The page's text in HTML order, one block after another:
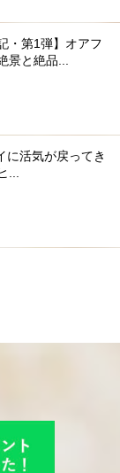
・第1弾】オアフ
景と絶品...
に活気が戻ってき
...